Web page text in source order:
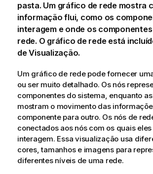
pasta. Um gráfico de rede mostra
informação flui, como os
interagem e onde os
rede. O gráfico de rede está
de Visualização.
Um gráfico de rede pode fornecer
ou ser muito detalhado. Os nós
componentes do sistema, enquanto
mostram o movimento das
componente para outro. Os nós de
conectados aos nós com os quais
interagem. Essa visualização usa
cores, tamanhos e imagens para
diferentes níveis de uma rede.